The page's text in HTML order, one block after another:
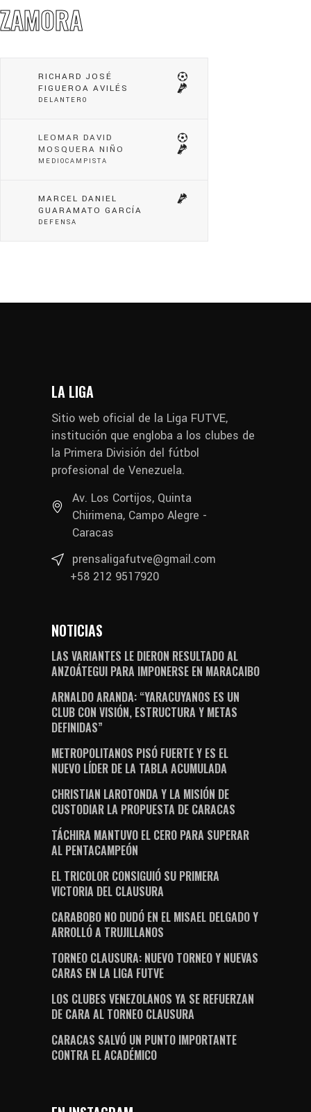
ZAMORA
RICHARD JOSÉ
FIGUEROA AVILÉS
DELANTERO
LEOMAR DAVID
MOSQUERA NIÑO
MEDIOCAMPISTA
MARCEL DANIEL
GUARAMATO GARCÍA
DEFENSA
LA LIGA
Sitio web oficial de la Liga FUTVE,
institución que engloba a los clubes de
la Primera División del fútbol
profesional de Venezuela.
Av. Los Cortijos, Quinta
Chirimena, Campo Alegre -
Caracas
prensaligafutve@gmail.com
+58 212 9517920
NOTICIAS
LAS VARIANTES LE DIERON RESULTADO AL
ANZOÁTEGUI PARA IMPONERSE EN MARACAIBO
ARNALDO ARANDA: “YARACUYANOS ES UN
CLUB CON VISIÓN, ESTRUCTURA Y METAS
DEFINIDAS”
METROPOLITANOS PISÓ FUERTE Y ES EL
NUEVO LÍDER DE LA TABLA ACUMULADA
CHRISTIAN LAROTONDA Y LA MISIÓN DE
CUSTODIAR LA PROPUESTA DE CARACAS
TÁCHIRA MANTUVO EL CERO PARA SUPERAR
AL PENTACAMPEÓN
EL TRICOLOR CONSIGUIÓ SU PRIMERA
VICTORIA DEL CLAUSURA
CARABOBO NO DUDÓ EN EL MISAEL DELGADO Y
ARROLLÓ A TRUJILLANOS
TORNEO CLAUSURA: NUEVO TORNEO Y NUEVAS
CARAS EN LA LIGA FUTVE
LOS CLUBES VENEZOLANOS YA SE REFUERZAN
DE CARA AL TORNEO CLAUSURA
CARACAS SALVÓ UN PUNTO IMPORTANTE
CONTRA EL ACADÉMICO